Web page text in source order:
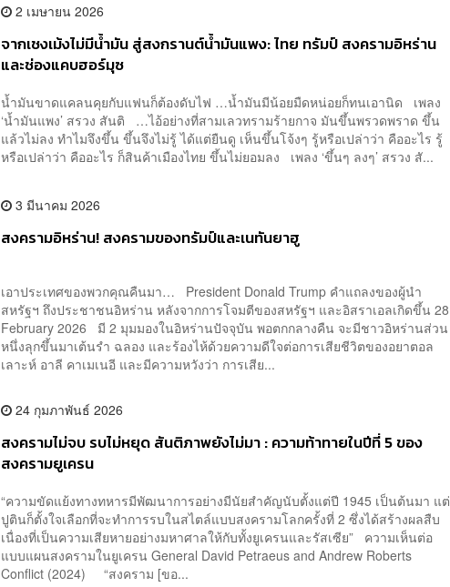
2 เมษายน 2026
จากเชงเม้งไม่มีน้ำมัน สู่สงกรานต์น้ำมันแพง: ไทย ทรัมป์ สงครามอิหร่าน
และช่องแคบฮอร์มุซ
น้ำมันขาดแคลนคุยกับแฟนก็ต้องดับไฟ …น้ำมันมีน้อยมืดหน่อยก็ทนเอานิด เพลง
‘น้ำมันแพง’ สรวง สันติ …ไอ้อย่างที่สามเลวทรามร้ายกาจ มันขึ้นพรวดพราด ขึ้น
แล้วไม่ลง ทำไมจึงขึ้น ขึ้นจึงไม่รู้ ได้แต่ยืนดู เห็นขึ้นโจ้งๆ รู้หรือเปล่าว่า คืออะไร รู้
หรือเปล่าว่า คืออะไร ก็สินค้าเมืองไทย ขึ้นไม่ยอมลง เพลง ‘ขึ้นๆ ลงๆ’ สรวง สั...
3 มีนาคม 2026
สงครามอิหร่าน! สงครามของทรัมป์และเนทันยาฮู
เอาประเทศของพวกคุณคืนมา… President Donald Trump คำแถลงของผู้นำ
สหรัฐฯ ถึงประชาชนอิหร่าน หลังจากการโจมตีของสหรัฐฯ และอิสราเอลเกิดขึ้น 28
February 2026 มี 2 มุมมองในอิหร่านปัจจุบัน พอตกกลางคืน จะมีชาวอิหร่านส่วน
หนึ่งลุกขึ้นมาเต้นรำ ฉลอง และร้องไห้ด้วยความดีใจต่อการเสียชีวิตของอยาตอล
เลาะห์ อาลี คาเมเนอี และมีความหวังว่า การเสีย...
24 กุมภาพันธ์ 2026
สงครามไม่จบ รบไม่หยุด สันติภาพยังไม่มา : ความท้าทายในปีที่ 5 ของ
สงครามยูเครน
“ความขัดแย้งทางทหารมีพัฒนาการอย่างมีนัยสำคัญนับตั้งแต่ปี 1945 เป็นต้นมา แต่
ปูตินก็ตั้งใจเลือกที่จะทำการรบในสไตล์แบบสงครามโลกครั้งที่ 2 ซึ่งได้สร้างผลสืบ
เนื่องที่เป็นความเสียหายอย่างมหาศาลให้กับทั้งยูเครนและรัสเซีย” ความเห็นต่อ
แบบแผนสงครามในยูเครน General David Petraeus and Andrew Roberts
Conflict (2024) “สงคราม [ขอ...